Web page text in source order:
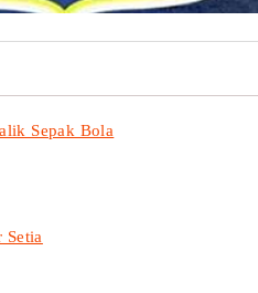
Sepak Bola
Setia